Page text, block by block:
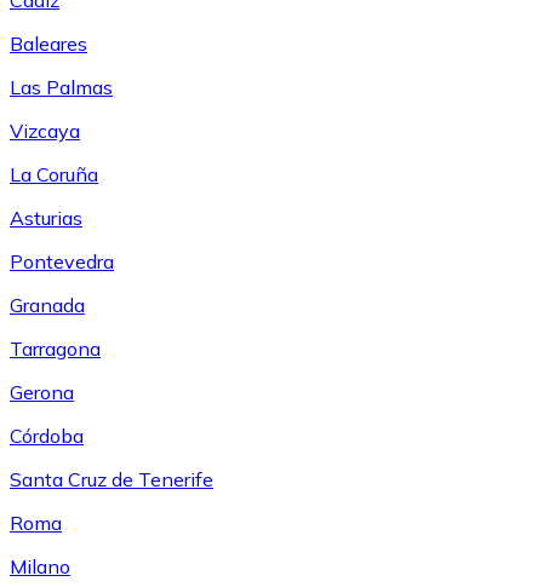
Baleares
Las Palmas
Vizcaya
La Coruña
Asturias
Pontevedra
Granada
Tarragona
Gerona
Córdoba
Santa Cruz de Tenerife
Roma
Milano